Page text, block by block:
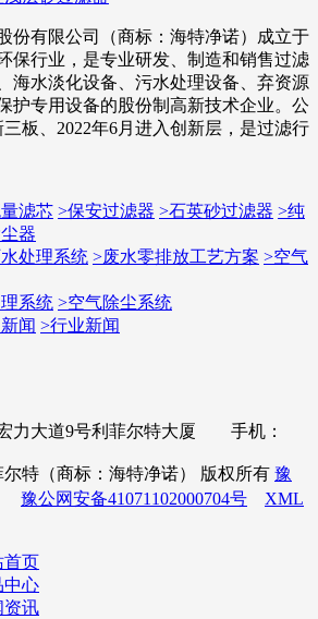
份有限公司（商标：海特净诺）成立于
保行业，是专业研发、制造和销售过滤
海水淡化设备、污水处理设备、弃资源
护专用设备的股份制高新技术企业。公
板、2022年6月进入创新层，是过滤行
滤芯 >保安过滤器 >石英砂过滤器 >纯
器
处理系统 >废水零排放工艺方案 >空气
系统 >空气除尘系统
闻 >行业新闻
力大道9号利菲尔特大厦 手机：
尔特（商标：海特净诺） 版权所有 豫
豫公网安备41071102000704号
XML
首页
中心
资讯